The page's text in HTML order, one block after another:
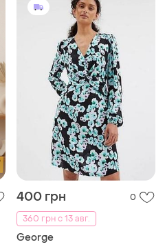
400 грн
0
360 грн с 13 авг.
George